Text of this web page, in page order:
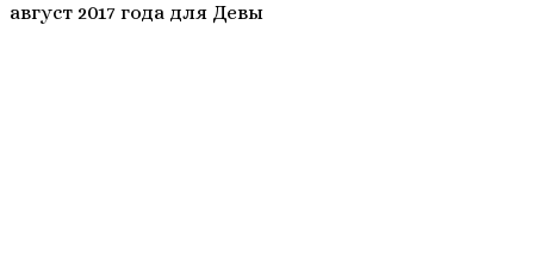
август 2017 года для Девы